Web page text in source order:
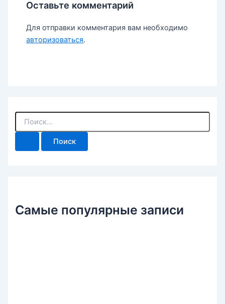
Оставьте комментарий
Для отправки комментария вам необходимо
авторизоваться.
П
и
Самые популярные записи